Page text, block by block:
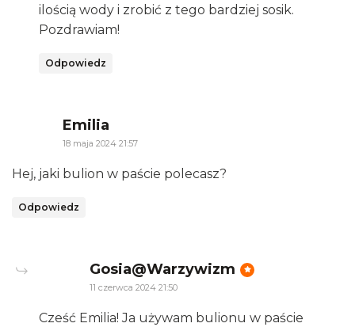
ilością wody i zrobić z tego bardziej sosik.
Pozdrawiam!
Odpowiedz
Emilia
18 maja 2024 21:57
Hej, jaki bulion w paście polecasz?
Odpowiedz
Gosia@Warzywizm says:
11 czerwca 2024 21:50
Cześć Emilia! Ja używam bulionu w paście